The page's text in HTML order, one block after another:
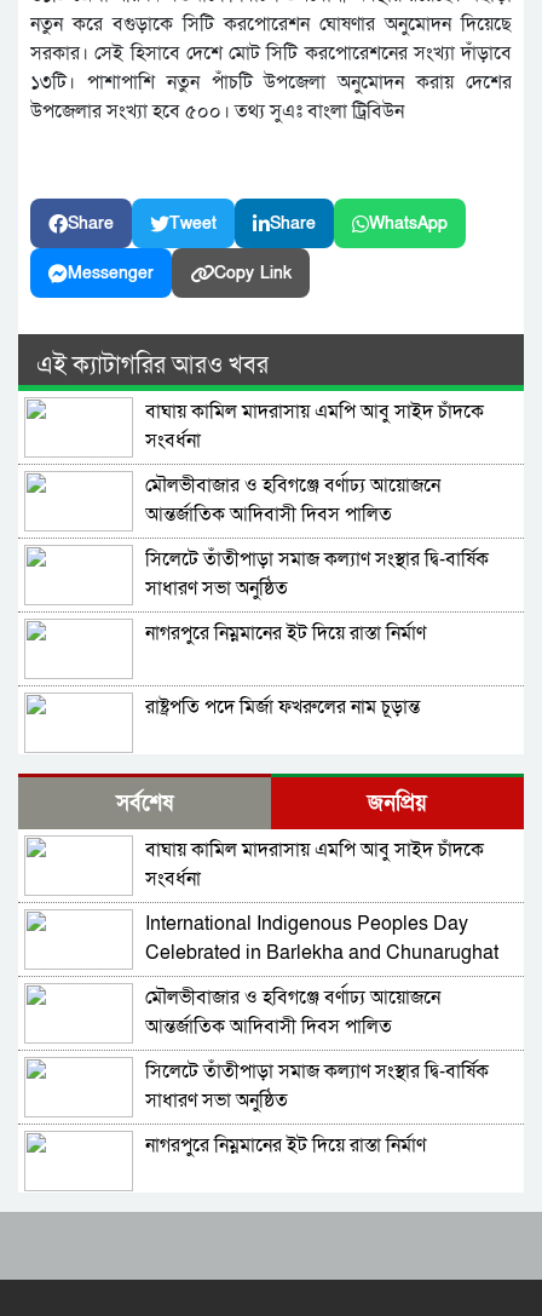
নতুন করে বগুড়াকে সিটি করপোরেশন ঘোষণার অনুমোদন দিয়েছে
সরকার। সেই হিসাবে দেশে মোট সিটি করপোরেশনের সংখ্যা দাঁড়াবে
১৩টি। পাশাপাশি নতুন পাঁচটি উপজেলা অনুমোদন করায় দেশের
উপজেলার সংখ্যা হবে ৫০০। তথ্য সুএঃ বাংলা ট্রিবিউন
Share Tweet Share WhatsApp
Messenger Copy Link
এই ক্যাটাগরির আরও খবর
বাঘায় কামিল মাদরাসায় এমপি আবু সাইদ চাঁদকে
সংবর্ধনা
মৌলভীবাজার ও হবিগঞ্জে বর্ণাঢ্য আয়োজনে
আন্তর্জাতিক আদিবাসী দিবস পালিত
সিলেটে তাঁতীপাড়া সমাজ কল্যাণ সংস্থার দ্বি-বার্ষিক
সাধারণ সভা অনুষ্ঠিত
নাগরপুরে নিম্নমানের ইট দিয়ে রাস্তা নির্মাণ
রাষ্ট্রপতি পদে মির্জা ফখরুলের নাম চূড়ান্ত
হেফাজত আমিরের সঙ্গে প্রধানমন্ত্রীর সাক্ষাৎ
দেশে মোট ভোটার ১২ কোটি ৮৬ লাখ, তিন মাসে
বেড়েছে ৩ লাখ
বিভ্রান্তিকর কথা বলে শান্তিশৃঙ্খলা বিনষ্ট করবেন না:
প্রধানমন্ত্রী
সালমান শাহ হত্যা মামলায় খল-অভিনেতা ডন আটক
নাগরপুরে এনসিপির আহ্বায়ক কমিটি অনুমোদন:
আহ্বায়ক তারিয়াশ পলাশ, সদস্য সচিব সরদার
আশরাফ
সবুজ বাংলাদেশ গড়ার প্রত্যয়ে সিলেটে বাবৌযুপ’র
সর্বশেষ জনপ্রিয়
বাঘায় কামিল মাদরাসায় এমপি আবু সাইদ চাঁদকে
সংবর্ধনা
International Indigenous Peoples Day
Celebrated in Barlekha and Chunarughat
মৌলভীবাজার ও হবিগঞ্জে বর্ণাঢ্য আয়োজনে
আন্তর্জাতিক আদিবাসী দিবস পালিত
সিলেটে তাঁতীপাড়া সমাজ কল্যাণ সংস্থার দ্বি-বার্ষিক
সাধারণ সভা অনুষ্ঠিত
নাগরপুরে নিম্নমানের ইট দিয়ে রাস্তা নির্মাণ
রাষ্ট্রপতি পদে মির্জা ফখরুলের নাম চূড়ান্ত